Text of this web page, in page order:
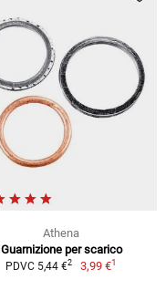
Athena
Guarnizione per scarico
PDVC 5,44 €2 3,99 €1